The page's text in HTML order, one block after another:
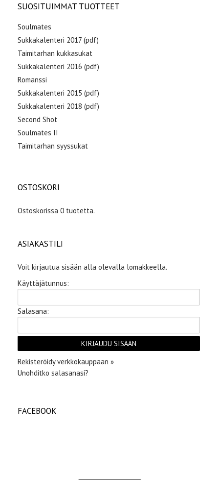
SUOSITUIMMAT TUOTTEET
Soulmates
Sukkakalenteri 2017 (pdf)
Taimitarhan kukkasukat
Sukkakalenteri 2016 (pdf)
Romanssi
Sukkakalenteri 2015 (pdf)
Sukkakalenteri 2018 (pdf)
Second Shot
Soulmates II
Taimitarhan syyssukat
OSTOSKORI
Ostoskorissa 0 tuotetta.
ASIAKASTILI
Voit kirjautua sisään alla olevalla lomakkeella.
Käyttäjätunnus:
Salasana:
Rekisteröidy verkkokauppaan »
Unohditko salasanasi?
FACEBOOK